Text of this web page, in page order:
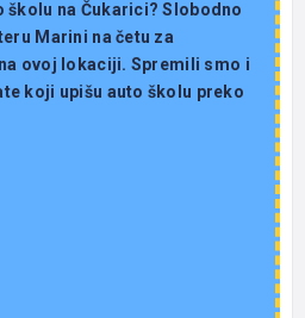
školu na Čukarici? Slobodno
Marini na četu za
ovoj lokaciji. Spremili smo i
koji upišu auto školu preko